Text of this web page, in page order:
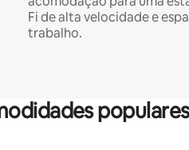
Fi de alta velocidade e
trabalho.